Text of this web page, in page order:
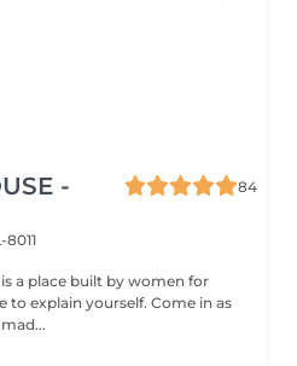
-
84
8011
a place built by women for
to explain yourself. Come in as
mad...